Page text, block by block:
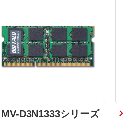
MV-D3N1333シリーズ